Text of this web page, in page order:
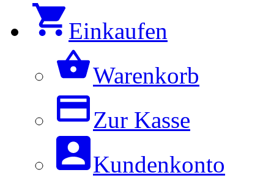
Einkaufen
Warenkorb
Zur Kasse
Kundenkonto